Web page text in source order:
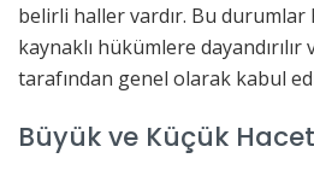
belirli haller vardır. Bu durumlar
kaynaklı hükümlere
tarafından genel olarak kabul
Büyük ve Küçük Hacet